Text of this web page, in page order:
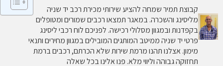
קבוצת תמיר שמחה להציע שירותי מכירת רכב יד שניה
מליסינג והשכרה. במאגר תמצאו רכבים שמורים ומטופלים
בקפדנות ובמגוון מסלולי רכישה. לפניכם לוח רכבי ליסינג
פרטי יד שניה ממיטב המותגים המובילים במגוון מחירים ותנאי
מימון. אצלנו תהנו מרמת שירות שלא הכרתם, רכבים ברמת
תחזוקה גבוהה וליווי מלא. פנו אלינו בכל שאלה